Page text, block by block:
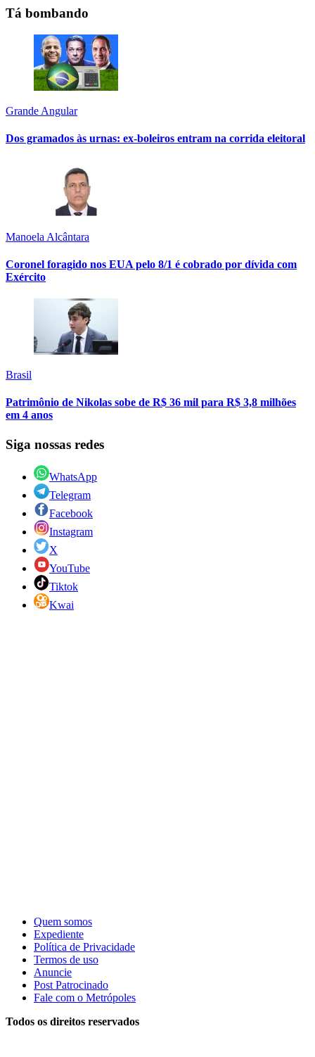
Tá bombando
Grande Angular
Dos gramados às urnas: ex-boleiros entram na corrida eleitoral
Manoela Alcântara
Coronel foragido nos EUA pelo 8/1 é cobrado por dívida com
Exército
Brasil
Patrimônio de Nikolas sobe de R$ 36 mil para R$ 3,8 milhões
em 4 anos
Siga nossas redes
WhatsApp
Telegram
Facebook
Instagram
X
YouTube
Tiktok
Kwai
Quem somos
Expediente
Política de Privacidade
Termos de uso
Anuncie
Post Patrocinado
Fale com o Metrópoles
Todos os direitos reservados